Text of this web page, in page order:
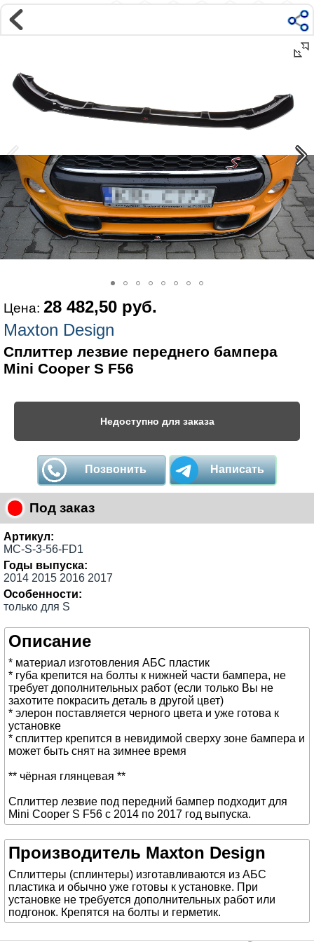
Магазин
Интернет-магазин �...
Цена: 28 482,50 руб.
Maxton Design
Сплиттер лезвие переднего бампера
Mini Cooper S F56
Недоступно для заказа
Позвонить Написать
Под заказ
Артикул:
MC-S-3-56-FD1
Годы выпуска:
2014 2015 2016 2017
Особенности:
только для S
Описание
* материал изготовления АБС пластик
* губа крепится на болты к нижней части бампера, не
требует дополнительных работ (если только Вы не
захотите покрасить деталь в другой цвет)
* элерон поставляется черного цвета и уже готова к
установке
* сплиттер крепится в невидимой сверху зоне бампера и
может быть снят на зимнее время
** чёрная глянцевая **
Сплиттер лезвие под передний бампер подходит для
Mini Cooper S F56 с 2014 по 2017 год выпуска.
Производитель Maxton Design
Сплиттеры (сплинтеры) изготавливаются из АБС
пластика и обычно уже готовы к установке. При
установке не требуется дополнительных работ или
подгонок. Крепятся на болты и герметик.
Наши контакты:
ул Ярославская д9 к2с5
Маршрут на Авто|Маршрут пешком
Телефон:
+7 985 364 2044
@vonardtuning:vonard.ru
График работы по московскому времени:
пн-пт 10:30-19:00,сб 12:00-16:00
Мы в соц сетях: